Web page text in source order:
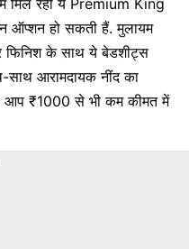
रही ये Premium King
ऑप्शन हो सकती हैं. मुलायम
फिनिश के साथ ये बेडशीट्स
आरामदायक नींद का
आप ₹1000 से भी कम कीमत में